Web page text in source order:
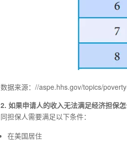
数据来源：//aspe.hhs.gov/topics/
2.如果申请人的收入无法满足经济担保
同担保人需要满足以下条件：
在美国居住